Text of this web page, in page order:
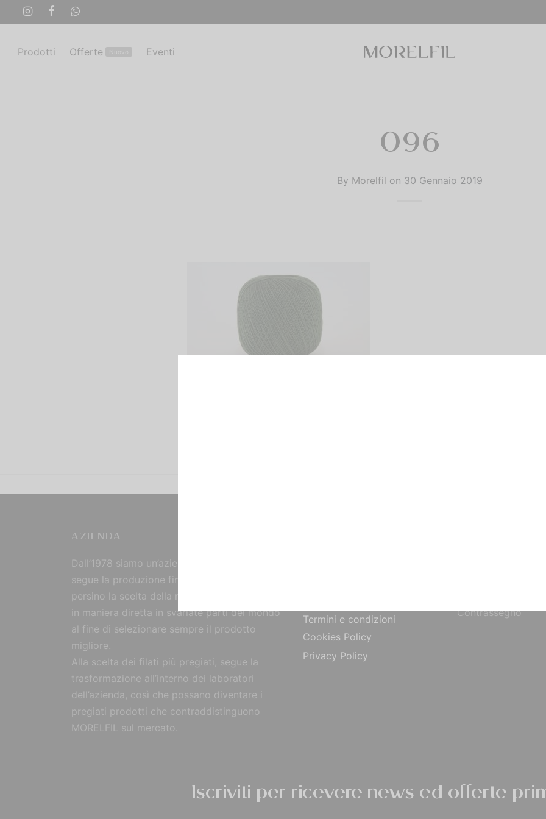
Prodotti Offerte Eventi
096
By Morelfil on 30 Gennaio 2019
AZIENDA
Dall’1978 siamo un’azienda strutturata che
segue la produzione fin dall’origine, curando
persino la scelta della materia prima, reperita
in maniera diretta in svariate parti del mondo
al fine di selezionare sempre il prodotto
migliore.
Alla scelta dei filati più pregiati, segue la
trasformazione all’interno dei laboratori
dell’azienda, così che possano diventare i
pregiati prodotti che contraddistinguono
MORELFIL sul mercato.
Termini e condizioni
Cookies Policy
Privacy Policy
Contrassegno
Iscriviti per ricevere news ed offerte